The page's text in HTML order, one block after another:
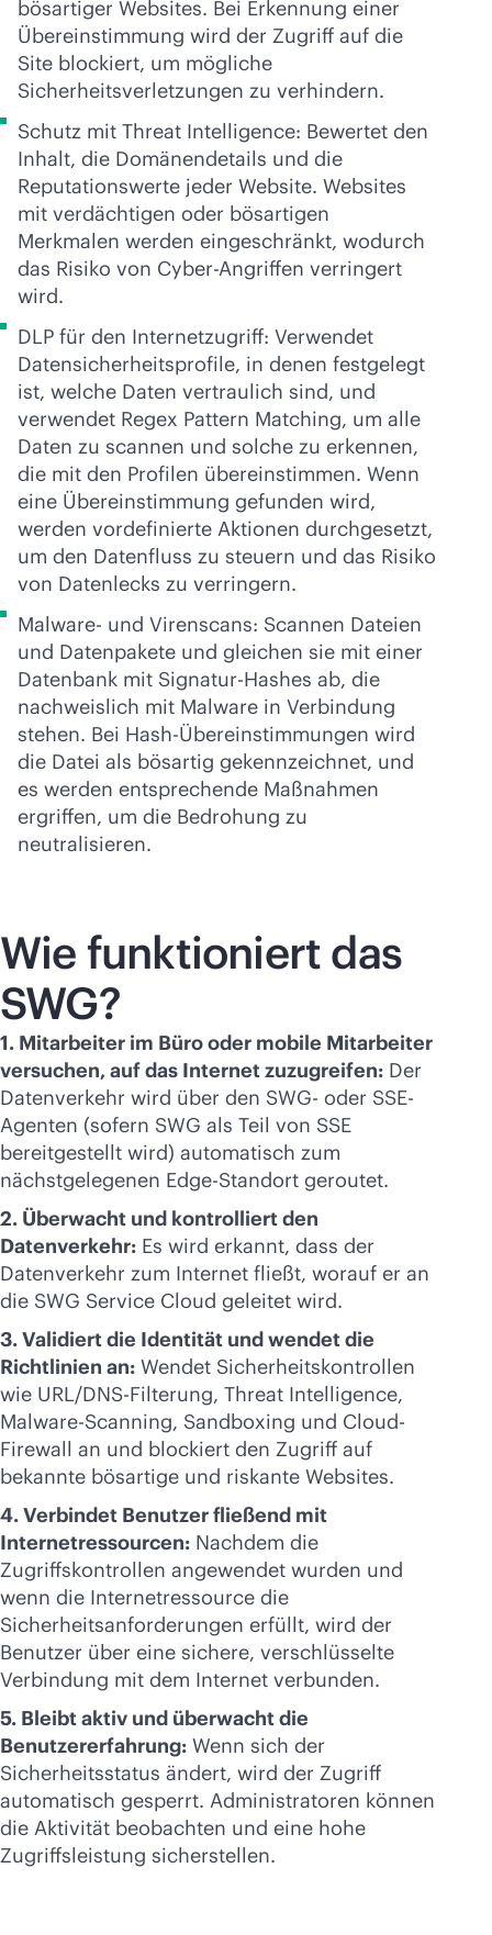
bösartiger Websites. Bei Erkennung einer
Übereinstimmung wird der Zugriff auf die
Site blockiert, um mögliche
Sicherheitsverletzungen zu verhindern.
Schutz mit Threat Intelligence: Bewertet den
Inhalt, die Domänendetails und die
Reputationswerte jeder Website. Websites
mit verdächtigen oder bösartigen
Merkmalen werden eingeschränkt, wodurch
das Risiko von Cyber-Angriffen verringert
wird.
DLP für den Internetzugriff: Verwendet
Datensicherheitsprofile, in denen festgelegt
ist, welche Daten vertraulich sind, und
verwendet Regex Pattern Matching, um alle
Daten zu scannen und solche zu erkennen,
die mit den Profilen übereinstimmen. Wenn
eine Übereinstimmung gefunden wird,
werden vordefinierte Aktionen durchgesetzt,
um den Datenfluss zu steuern und das Risiko
von Datenlecks zu verringern.
Malware- und Virenscans: Scannen Dateien
und Datenpakete und gleichen sie mit einer
Datenbank mit Signatur-Hashes ab, die
nachweislich mit Malware in Verbindung
stehen. Bei Hash-Übereinstimmungen wird
die Datei als bösartig gekennzeichnet, und
es werden entsprechende Maßnahmen
ergriffen, um die Bedrohung zu
neutralisieren.
Wie funktioniert das
SWG?
1. Mitarbeiter im Büro oder mobile Mitarbeiter
versuchen, auf das Internet zuzugreifen: Der
Datenverkehr wird über den SWG- oder SSE-
Agenten (sofern SWG als Teil von SSE
bereitgestellt wird) automatisch zum
nächstgelegenen Edge-Standort geroutet.
2. Überwacht und kontrolliert den
Datenverkehr: Es wird erkannt, dass der
Datenverkehr zum Internet fließt, worauf er an
die SWG Service Cloud geleitet wird.
3. Validiert die Identität und wendet die
Richtlinien an: Wendet Sicherheitskontrollen
wie URL/DNS-Filterung, Threat Intelligence,
Malware-Scanning, Sandboxing und Cloud-
Firewall an und blockiert den Zugriff auf
bekannte bösartige und riskante Websites.
4. Verbindet Benutzer fließend mit
Internetressourcen: Nachdem die
Zugriffskontrollen angewendet wurden und
wenn die Internetressource die
Sicherheitsanforderungen erfüllt, wird der
Benutzer über eine sichere, verschlüsselte
Verbindung mit dem Internet verbunden.
5. Bleibt aktiv und überwacht die
Benutzererfahrung: Wenn sich der
Sicherheitsstatus ändert, wird der Zugriff
automatisch gesperrt. Administratoren können
die Aktivität beobachten und eine hohe
Zugriffsleistung sicherstellen.